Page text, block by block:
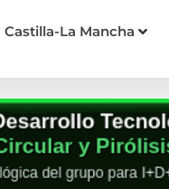
Castilla-La Mancha